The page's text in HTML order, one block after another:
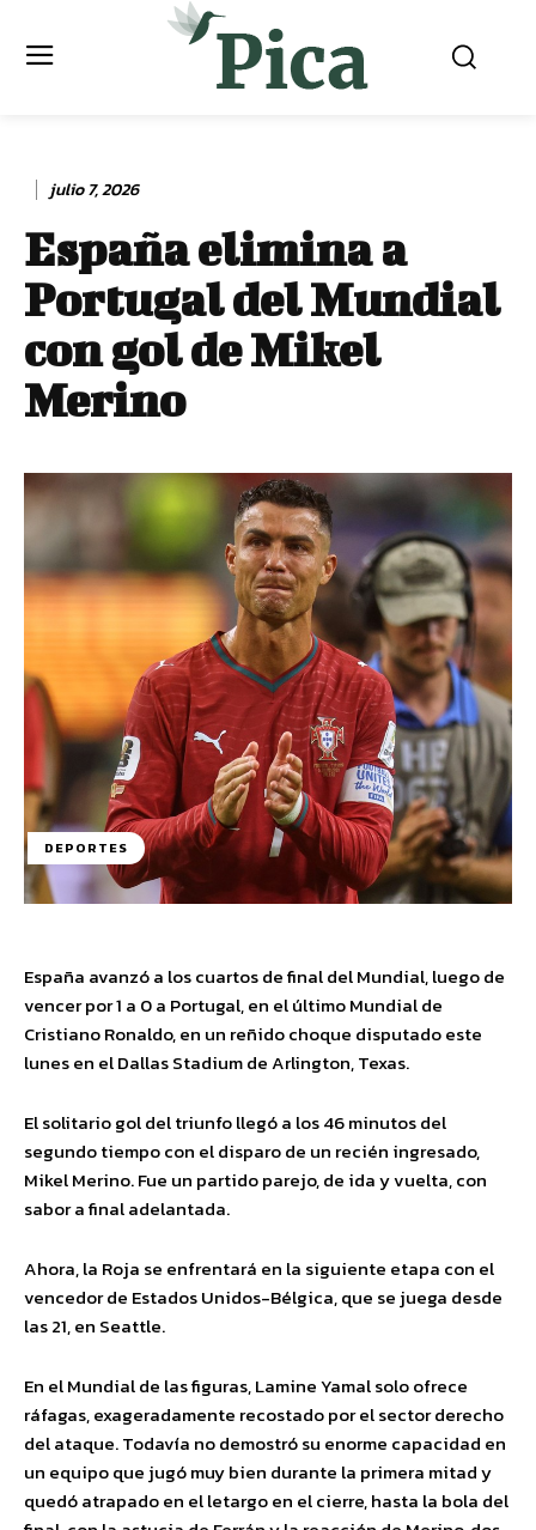
julio 7, 2026
España elimina a
Portugal del Mundial
con gol de Mikel
Merino
DEPORTES
España avanzó a los cuartos de final del Mundial, luego de
vencer por 1 a 0 a Portugal, en el último Mundial de
Cristiano Ronaldo, en un reñido choque disputado este
lunes en el Dallas Stadium de Arlington, Texas.
El solitario gol del triunfo llegó a los 46 minutos del
segundo tiempo con el disparo de un recién ingresado,
Mikel Merino. Fue un partido parejo, de ida y vuelta, con
sabor a final adelantada.
Ahora, la Roja se enfrentará en la siguiente etapa con el
vencedor de Estados Unidos-Bélgica, que se juega desde
las 21, en Seattle.
En el Mundial de las figuras, Lamine Yamal solo ofrece
ráfagas, exageradamente recostado por el sector derecho
del ataque. Todavía no demostró su enorme capacidad en
un equipo que jugó muy bien durante la primera mitad y
quedó atrapado en el letargo en el cierre, hasta la bola del